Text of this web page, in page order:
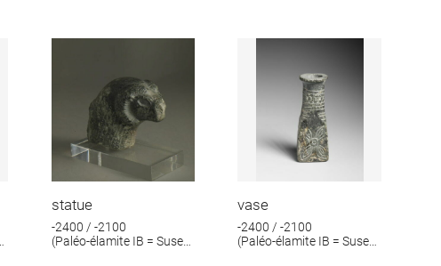
statue
-2400 / -2100
(Paléo-élamite IB = Suse
vase
-2400 / -2100
(Paléo-élamite IB = Suse